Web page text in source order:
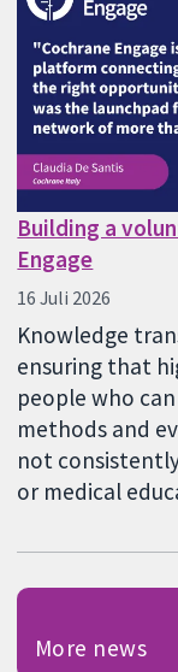
Building a
Engage
16 Juli 2026
Knowledge
ensuring that
people who
methods and
not
or medical
More news